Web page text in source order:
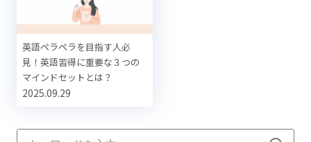
英語ペラペラを目指す人必
見！英語習得に重要な３つの
マインドセットとは？
2025.09.29